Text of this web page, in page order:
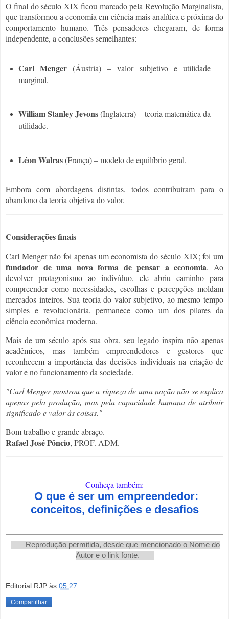
O final do século XIX ficou marcado pela Revolução Marginalista,
que transformou a economia em ciência mais analítica e próxima do
comportamento humano. Três pensadores chegaram, de forma
independente, a conclusões semelhantes:
Carl Menger (Áustria) – valor subjetivo e utilidade
marginal.
William Stanley Jevons(Inglaterra) – teoria matemática da
utilidade.
Léon Walras(França) – modelo de equilíbrio geral.
Embora com abordagens distintas, todos contribuíram para o
abandono da teoria objetiva do valor.
Considerações finais
Carl Menger não foi apenas um economista do século XIX; foi um
fundador de uma nova forma de pensar a economia. Ao
devolver protagonismo ao indivíduo, ele abriu caminho para
compreender como necessidades, escolhas e percepções moldam
mercados inteiros. Sua teoria do valor subjetivo, ao mesmo tempo
simples e revolucionária, permanece como um dos pilares da
ciência econômica moderna.
Mais de um século após sua obra, seu legado inspira não apenas
acadêmicos, mas também empreendedores e gestores que
reconhecem a importância das decisões individuais na criação de
valor e no funcionamento da sociedade.
"Carl Menger mostrou que a riqueza de uma nação não se explica
apenas pela produção, mas pela capacidade humana de atribuir
significado e valor às coisas."
Bom trabalho e grande abraço.
Rafael José Pôncio, PROF. ADM.
Conheça também:
O que é ser um empreendedor:
conceitos, definições e desafios
Reprodução permitida, desde que mencionado o Nome do
Autor e o link fonte.
Editorial RJP às 05:27
Compartilhar